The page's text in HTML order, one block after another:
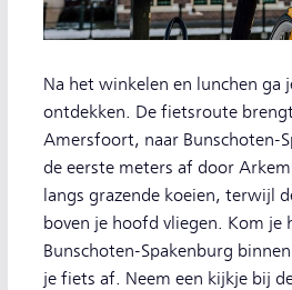
Na het winkelen en lunchen ga
ontdekken. De fietsroute
Amersfoort, naar Bunschoten-
de eerste meters af door
langs grazende koeien, terwijl
boven je hoofd vliegen. Kom je
Bunschoten-Spakenburg
je fiets af. Neem een kijkje bij